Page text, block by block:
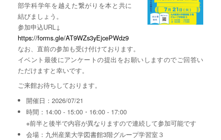
部学科学年を越えた繋がりを本と共に
結びましょう。
参加申込URL↓
https://forms.gle/AT9WZs3yEjcePWdz9
なお、直前の参加も受け付けております。
イベント最後にアンケートの提出をお願いしますのでご回答い
ただけますと幸いです。
ご来館お待ちしております。
開催日：2026/07/21
時間：14:00 - 15:00・16:00 - 17:00
※前半と後半で内容が異なりますので連続して参加可能です
会場：九州産業大学図書館3階グループ学習室３